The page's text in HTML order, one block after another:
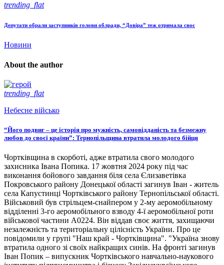
trending_flat
Депутати обрали заступників голови облради, “Довіра” теж отримала своє
Новини
About the author
trending_flat
Небесне військо
“Його подвиг – це історія про мужність, самовідданість та безмежну
любов до своєї країни”: Тернопільщина втратила молодого бійця
Чортківщина в скорботі, адже втратила свого молодого
захисника Івана Попика. 17 жовтня 2024 року під час
виконання бойового завдання біля села Єлизаветівка
Покровського району Донецької області загинув Іван - житель
села Капустинці Чортківського району Тернопільської області.
Військовий був стрільцем-снайпером у 2-му аеромобільному
відділенні 3-го аеромобільного взводу 4-ї аеромобільної роти
військової частини А0224. Він віддав своє життя, захищаючи
незалежність та територіальну цілісність України. Про це
повідомили у групі "Наш край - Чортківщина". "Україна знову
втратила одного зі своїх найкращих синів. На фронті загинув
Іван Попик – випускник Чортківського навчально-наукового